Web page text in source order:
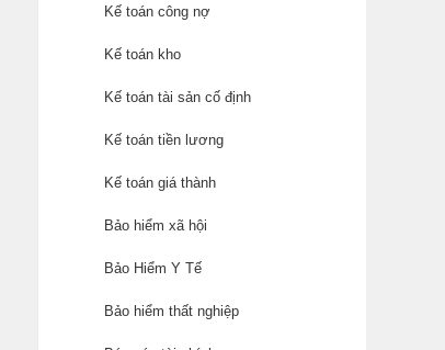
Kế toán công nợ
Kế toán kho
Kế toán tài sản cố định
Kế toán tiền lương
Kế toán giá thành
Bảo hiểm xã hội
Bảo Hiểm Y Tế
Bảo hiểm thất nghiệp